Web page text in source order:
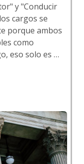
y "Conducir
cargos se
porque ambos
como
eso solo es …